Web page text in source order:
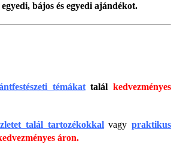
bájos és egyedi ajándékot.
témákat találkedvezményes
talál tartozékokkal vagy praktikus
áron.